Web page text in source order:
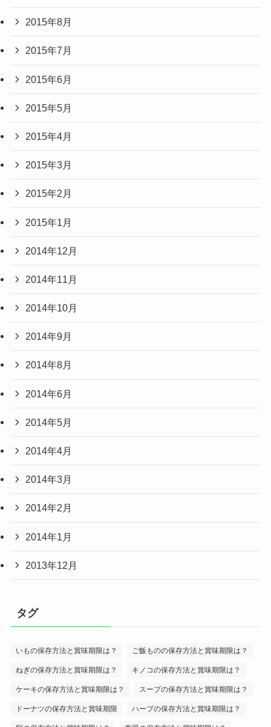
2015年8月
2015年7月
2015年6月
2015年5月
2015年4月
2015年3月
2015年2月
2015年1月
2014年12月
2014年11月
2014年10月
2014年9月
2014年8月
2014年6月
2014年5月
2014年4月
2014年3月
2014年2月
2014年1月
2013年12月
タグ
いもの保存方法と賞味期限は？ ご飯ものの保存方法と賞味期限は？
ねぎの保存方法と賞味期限は？ キノコの保存方法と賞味期限は？
ケーキの保存方法と賞味期限は？ スープの保存方法と賞味期限は？
ドーナツの保存方法と賞味期限 ハーブの保存方法と賞味期限は？